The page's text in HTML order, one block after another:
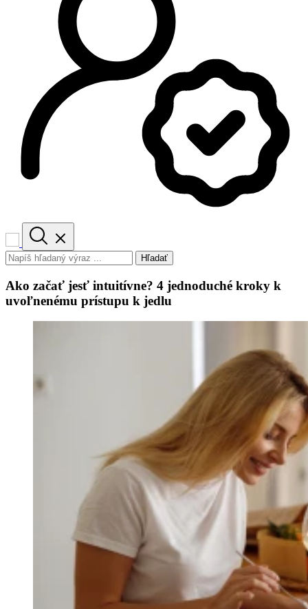
Hľadať
Ako začať jesť intuitívne? 4 jednoduché kroky k
uvoľnenému prístupu k jedlu